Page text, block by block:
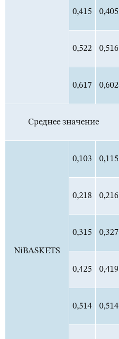
0,415 0,405
0,522 0,516
0,617 0,602
Среднее значение
NiBASKETS
0,103 0,115
0,218 0,216
0,315 0,327
0,425 0,419
0,514 0,514